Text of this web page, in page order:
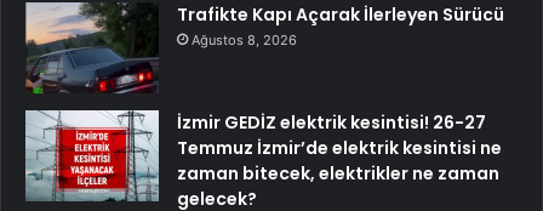
Trafikte Kapı Açarak İlerleyen Sürücü
Ağustos 8, 2026
İzmir GEDİZ elektrik kesintisi! 26-27
Temmuz İzmir’de elektrik kesintisi ne
zaman bitecek, elektrikler ne zaman
gelecek?